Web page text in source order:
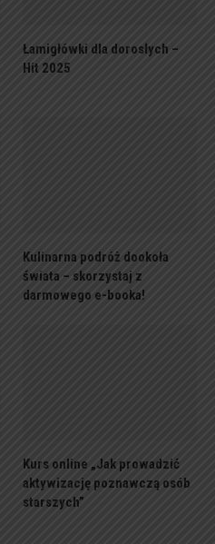
Łamigłówki dla dorosłych –
Hit 2025
Kulinarna podróż dookoła
świata – skorzystaj z
darmowego e-booka!
Kurs online „Jak prowadzić
aktywizację poznawczą osób
starszych”